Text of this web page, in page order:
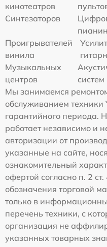
кинотеатров
Синтезаторов
Проигрывателей
винила
Музыкальных
центров
систем
Мы занимаемся
обслуживанием техники
гарантийного периода.
работает независимо и
авторизации от
указанные на сайте,
ознакомительный
офертой согласно п. 2
обозначения торговой
только в
перечень техники, с
организация не
указанных товарных